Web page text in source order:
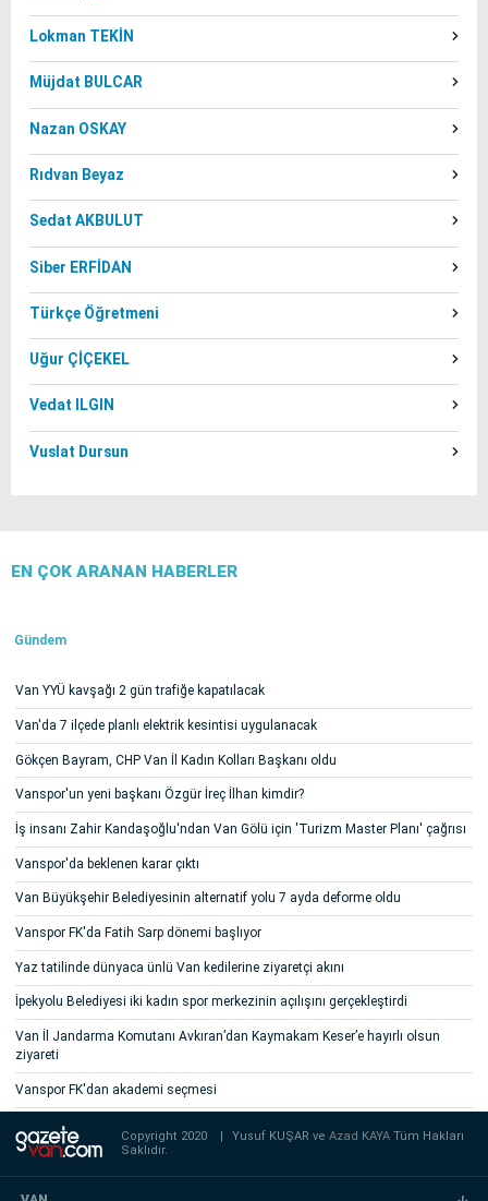
Lokman TEKİN
Müjdat BULCAR
Nazan OSKAY
Rıdvan Beyaz
Sedat AKBULUT
Siber ERFİDAN
Türkçe Öğretmeni
Uğur ÇİÇEKEL
Vedat ILGIN
Vuslat Dursun
EN ÇOK ARANAN HABERLER
Gündem
Van YYÜ kavşağı 2 gün trafiğe kapatılacak
Van'da 7 ilçede planlı elektrik kesintisi uygulanacak
Gökçen Bayram, CHP Van İl Kadın Kolları Başkanı oldu
Vanspor'un yeni başkanı Özgür İreç İlhan kimdir?
İş insanı Zahir Kandaşoğlu'ndan Van Gölü için 'Turizm Master Planı' çağrısı
Vanspor'da beklenen karar çıktı
Van Büyükşehir Belediyesinin alternatif yolu 7 ayda deforme oldu
Vanspor FK'da Fatih Sarp dönemi başlıyor
Yaz tatilinde dünyaca ünlü Van kedilerine ziyaretçi akını
İpekyolu Belediyesi iki kadın spor merkezinin açılışını gerçekleştirdi
Van İl Jandarma Komutanı Avkıran’dan Kaymakam Keser’e hayırlı olsun
ziyareti
Vanspor FK'dan akademi seçmesi
Copyright 2020 Yusuf KUŞAR veAzad KAYATüm Hakları
Saklıdır.